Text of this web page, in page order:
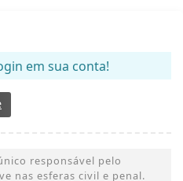
em sua conta!
responsável pelo
nas esferas civil e penal.